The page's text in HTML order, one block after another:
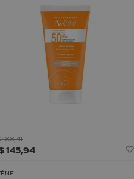
145,94
188,41